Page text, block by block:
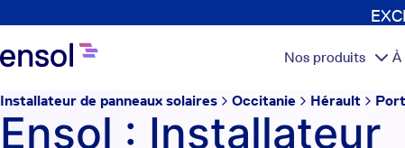
Nos produits À
Installateur de panneaux solaires Occitanie Hérault
Ensol : Installateur